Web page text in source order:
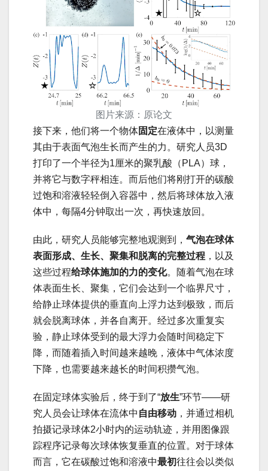
图片来源：原论文
接下来，他们将一个物体固定在液体中，以测量
其由于表面气泡生长而产生的力。研究人员3D
打印了一个半径为1厘米的聚乳酸（PLA）球，
并将它与数字秤相连。而后他们将刚打开的碳酸
过饱和溶液轻轻倒入容器中，然后将球体放入液
体中，每隔4分钟取出一次，再快速放回。
由此，研究人员能够完整地观测到， 气泡在球体
表面形成、生长、聚集和脱离的完整过程 ，以及
这些过程给球体施加的力的变化。随着气泡在球
体表面生长、聚集，它们会达到一个临界尺寸，
给静止球体提供的垂直向上浮力达到极致，而后
就会脱离球体，并各自离开。经过多次重复实
验，静止球体受到的最大浮力会随时间稳定下
降，而随着插入时间越来越晚，液体中气体浓度
下降，也需要越来越长的时间积攒气泡。
在固定球体实验后，终于到了“放生”环节——研
究人员会让球体在流体中 自由移动 ，并通过相机
拍摄记录球体2小时内的运动轨迹，并用图像跟
踪程序记录每次球体恢复垂直的位置。对于球体
而言，它在碳酸过饱和溶液中最初往往会以类似